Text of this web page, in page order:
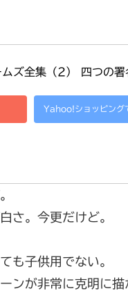
ムズ全集（2） 四つの
Yahoo!ショッピング
さ。今更だけど。
も子供用でない。
ンが非常に克明に描